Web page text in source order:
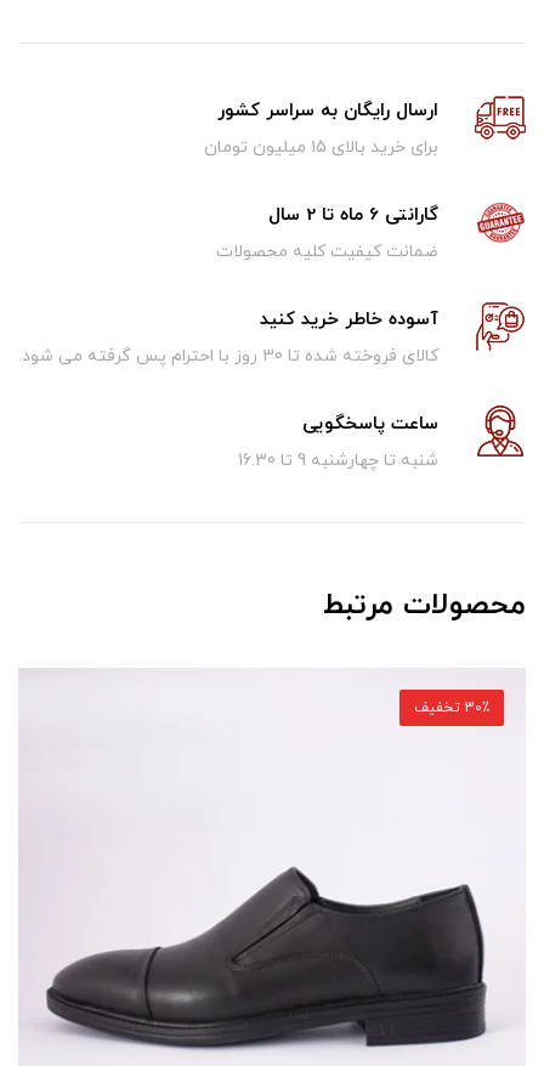
ارسال رایگان به سراسر کشور
برای خرید بالای ۱5 میلیون تومان
گارانتی 6 ماه تا 2 سال
ضمانت کیفیت کلیه محصولات
آسوده خاطر خرید کنید
کالای فروخته شده تا 30 روز با احترام پس گرفته می شود.
ساعت پاسخگویی
شنبه تا چهارشنبه 9 تا 16.30
محصولات مرتبط
30٪ تخفیف